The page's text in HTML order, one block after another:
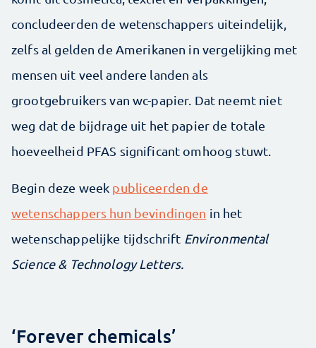
concludeerden de wetenschappers uiteindelijk,
zelfs al gelden de Amerikanen in vergelijking met
mensen uit veel andere landen als
grootgebruikers van wc-papier. Dat neemt niet
weg dat de bijdrage uit het papier de totale
hoeveelheid PFAS significant omhoog stuwt.
Begin deze week publiceerden de
wetenschappers hun bevindingen in het
wetenschappelijke tijdschrift Environmental
Science & Technology Letters.
‘Forever chemicals’